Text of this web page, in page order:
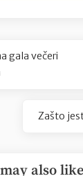
gala večeri
Next
Zašto
also like